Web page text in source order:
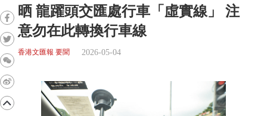
晒 龍躍頭交匯處行車「虛實線」 注
意勿在此轉換行車線
香港文匯報 要聞 2026-05-04